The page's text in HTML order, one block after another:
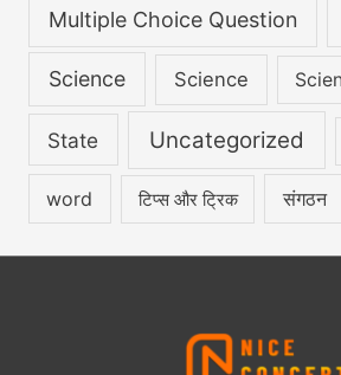
Multiple Choice Question
Science Science
State Uncategorized
word टिप्स और ट्रिक संगठन